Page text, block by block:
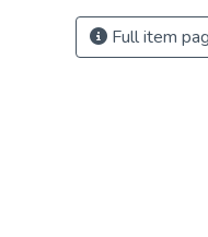
Full item